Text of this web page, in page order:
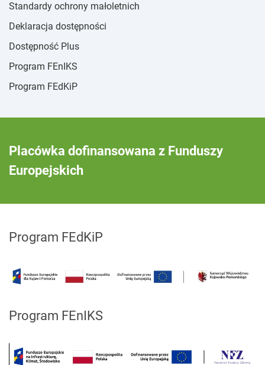
Standardy ochrony małoletnich
Deklaracja dostępności
Dostępność Plus
Program FEnIKS
Program FEdKiP
Placówka dofinansowana z Funduszy
Europejskich
Program FEdKiP
Program FEnIKS